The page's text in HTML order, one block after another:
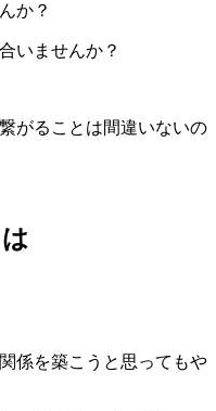
か？
いませんか？
がることは間違いないの
係を築こうと思ってもや